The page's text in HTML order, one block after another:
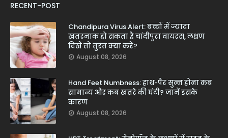
RECENT-POST
Chandipura Virus Alert: बच्चों में ज्यादा
खतरनाक हो सकता है चांदीपुरा वायरस, लक्षण
दिखें तो तुरंत क्या करें?
August 08, 2026
Hand Feet Numbness: हाथ-पैर सुन्न होना कब
सामान्य और कब खतरे की घंटी? जानें इसके
कारण
August 08, 2026